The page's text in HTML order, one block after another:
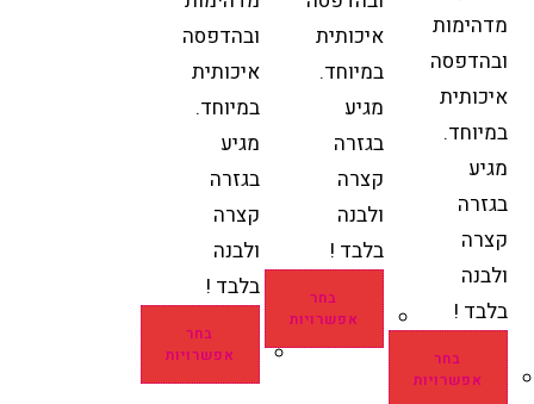
מדהימות
ובהדפסה
איכותית
במיוחד.
מגיע
בגזרה
קצרה
ולבנה
בלבד !
בחר
אפשרויות
איכותית
במיוחד.
מגיע
בגזרה
קצרה
ולבנה
בלבד !
בחר
אפשרויות
ובהדפסה
איכותית
במיוחד.
מגיע
בגזרה
קצרה
ולבנה
בלבד !
בחר
אפשרויות